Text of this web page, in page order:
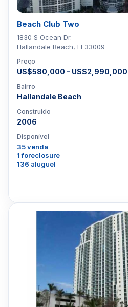
Beach Club Two
1830 S Ocean Dr.
Hallandale Beach, Fl 33009
Preço
US$580,000 – US$2,990,000
Bairro
Hallandale Beach
Construído
2006
Disponível
35 venda
1 foreclosure
136 aluguel